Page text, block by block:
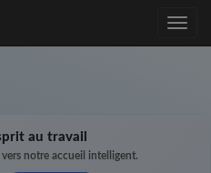
Toggle
au travail
vers notre accueil intelligent.